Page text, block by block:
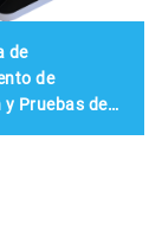
de
de
Pruebas de